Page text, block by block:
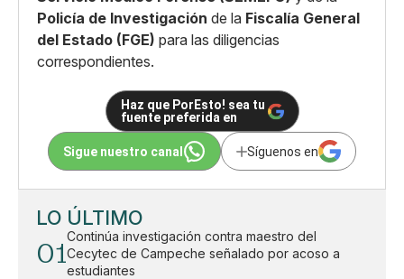
Policía de Investigación de la Fiscalía General
del Estado (FGE) para las diligencias
correspondientes.
Haz que PorEsto! sea tu
fuente preferida en
Sigue nuestro canal Síguenos en
LO ÚLTIMO
01
Continúa investigación contra maestro del
Cecytec de Campeche señalado por acoso a
estudiantes